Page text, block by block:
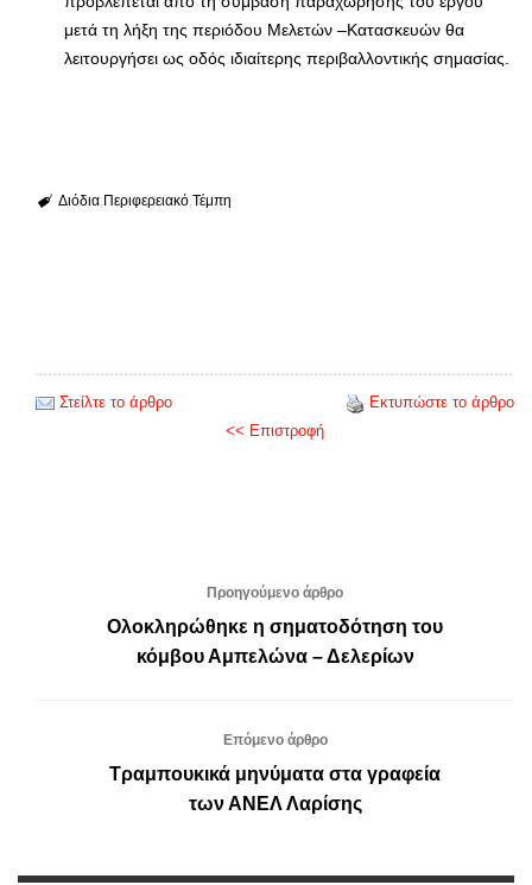
μετά τη λήξη της περιόδου Μελετών –Κατασκευών θα
λειτουργήσει ως οδός ιδιαίτερης περιβαλλοντικής σημασίας.
Διόδια Περιφερειακό Τέμπη
Στείλτε το άρθρο
Εκτυπώστε το άρθρο
<< Επιστροφή
Προηγούμενο άρθρο
Ολοκληρώθηκε η σηματοδότηση του
κόμβου Αμπελώνα – Δελερίων
Επόμενο άρθρο
Τραμπουκικά μηνύματα στα γραφεία
των ΑΝΕΛ Λαρίσης